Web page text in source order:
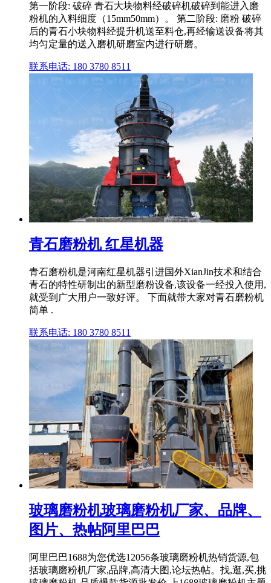
第一阶段: 破碎 青石大块物料经破碎机破碎到能进入磨
粉机的入料细度（15mm50mm）。 第二阶段: 磨粉 破碎
后的青石小块物料经提升机送至料仓,再经输送设备将其
均匀定量的送入磨机研磨室内进行研磨。
联系电话: 180 3780 8511
青石磨粉机 红星机器
青石磨粉机是河南红星机器引进国外XianJin技术和结合
青石的特性研制出的新型磨粉设备,该设备一经投入使用,
就受到广大用户一致好评。 下面就带大家对青石磨粉机
简单 .
联系电话: 180 3780 8511
玻璃磨粉机玻璃磨粉机厂家、品牌、
图片、热帖阿里巴巴
阿里巴巴1688为您优选12056条玻璃磨粉机热销货源,包
括玻璃磨粉机厂家,品牌,高清大图,论坛热帖。找,逛,买,挑